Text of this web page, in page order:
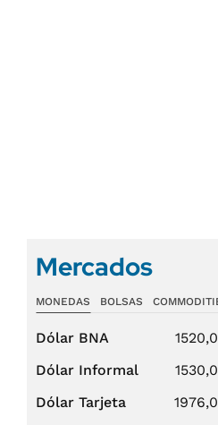
Mercados
MONEDAS BOLSAS
Dólar BNA
Dólar Informal
Dólar Tarjeta